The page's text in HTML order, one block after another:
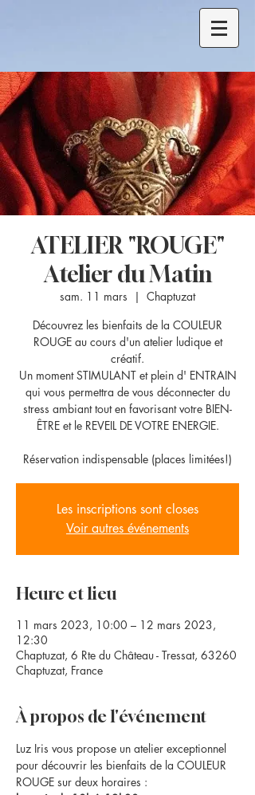
ATELIER "ROUGE"
Atelier du Matin
sam. 11 mars
  |
Chaptuzat
Découvrez les bienfaits de la COULEUR
ROUGE au cours d'un atelier ludique et
créatif.
Un moment STIMULANT et plein d' ENTRAIN
qui vous permettra de vous déconnecter du
stress ambiant tout en favorisant votre BIEN-
ÊTRE et le REVEIL DE VOTRE ENERGIE.
Les inscriptions sont closes
Voir autres événements
Heure et lieu
11 mars 2023, 10:00 – 12 mars 2023,
12:30
Chaptuzat, 6 Rte du Château - Tressat, 63260
Chaptuzat, France
À propos de l'événement
Luz Iris vous propose un atelier exceptionnel
pour découvrir les bienfaits de la COULEUR
ROUGE sur deux horaires :